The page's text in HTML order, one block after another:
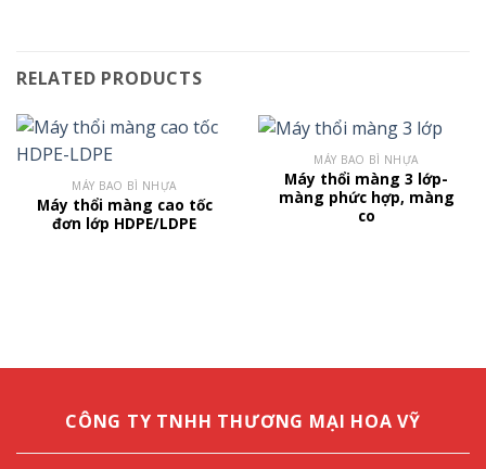
RELATED PRODUCTS
MÁY BAO BÌ NHỰA
Máy thổi màng cao tốc
đơn lớp HDPE/LDPE
MÁY BAO BÌ NHỰA
Máy thổi màng 3 lớp-
màng phức hợp, màng
co
CÔNG TY TNHH THƯƠNG MẠI HOA VỸ